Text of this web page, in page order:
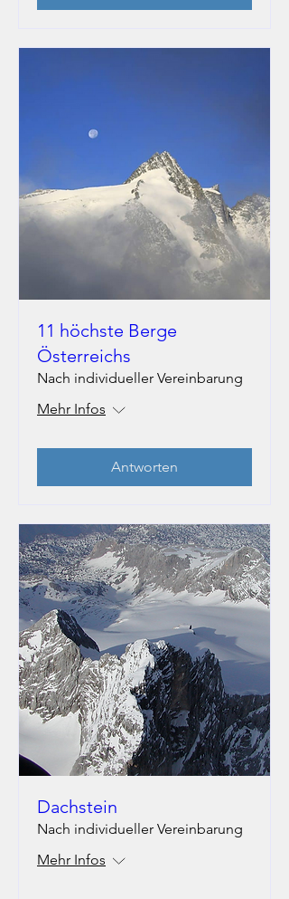
11 höchste Berge
Österreichs
Nach individueller Vereinbarung
Mehr Infos
Antworten
Dachstein
Nach individueller Vereinbarung
Mehr Infos